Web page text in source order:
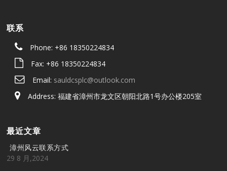
联系
Phone: +86 18350224834
Fax: +86 18350224834
Email: sauldcsplc@outlook.com
Address: 福建省漳州市龙文区朝阳北路1号办公楼205室
最近文章
漳州风云联系方式
29 8 月,2024